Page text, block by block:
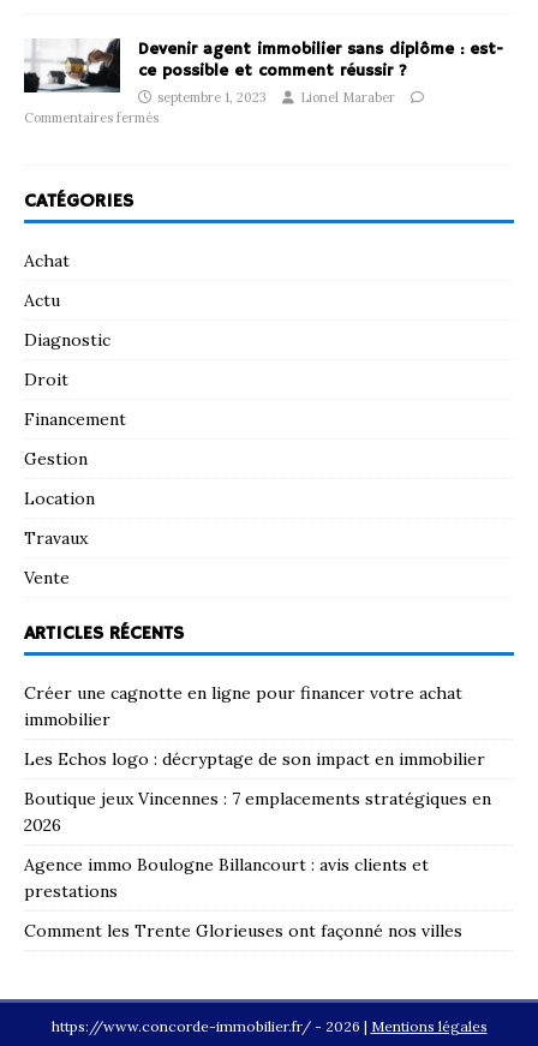
Devenir agent immobilier sans diplôme : est-
ce possible et comment réussir ?
septembre 1, 2023
Lionel Maraber
Commentaires fermés
CATÉGORIES
Achat
Actu
Diagnostic
Droit
Financement
Gestion
Location
Travaux
Vente
ARTICLES RÉCENTS
Créer une cagnotte en ligne pour financer votre achat
immobilier
Les Echos logo : décryptage de son impact en immobilier
Boutique jeux Vincennes : 7 emplacements stratégiques en
2026
Agence immo Boulogne Billancourt : avis clients et
prestations
Comment les Trente Glorieuses ont façonné nos villes
https://www.concorde-immobilier.fr/ - 2026 | Mentions légales